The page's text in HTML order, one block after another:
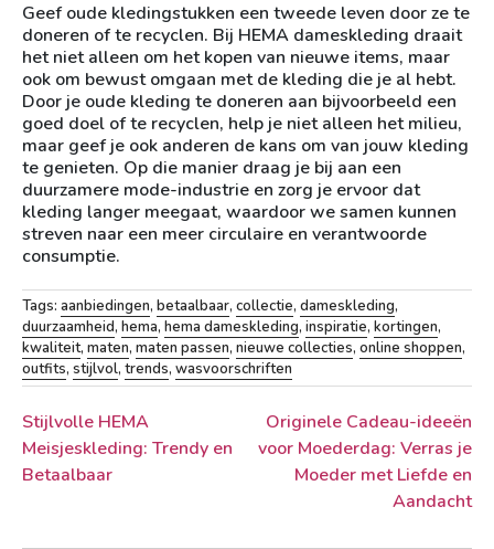
Geef oude kledingstukken een tweede leven door ze te
doneren of te recyclen. Bij HEMA dameskleding draait
het niet alleen om het kopen van nieuwe items, maar
ook om bewust omgaan met de kleding die je al hebt.
Door je oude kleding te doneren aan bijvoorbeeld een
goed doel of te recyclen, help je niet alleen het milieu,
maar geef je ook anderen de kans om van jouw kleding
te genieten. Op die manier draag je bij aan een
duurzamere mode-industrie en zorg je ervoor dat
kleding langer meegaat, waardoor we samen kunnen
streven naar een meer circulaire en verantwoorde
consumptie.
Tags: aanbiedingen, betaalbaar, collectie, dameskleding,
duurzaamheid, hema, hema dameskleding, inspiratie, kortingen,
kwaliteit, maten, maten passen, nieuwe collecties, online shoppen,
outfits, stijlvol, trends, wasvoorschriften
Berichtnavigatie
Stijlvolle HEMA
Meisjeskleding: Trendy en
Betaalbaar
Originele Cadeau-ideeën
voor Moederdag: Verras je
Moeder met Liefde en
Aandacht